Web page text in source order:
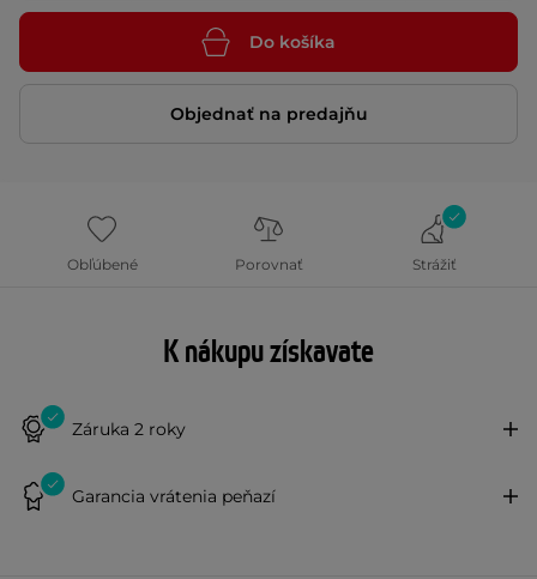
Do košíka
Objednať na predajňu
Obľúbené Porovnať Strážiť
K nákupu získavate
Záruka 2 roky
Garancia vrátenia peňazí